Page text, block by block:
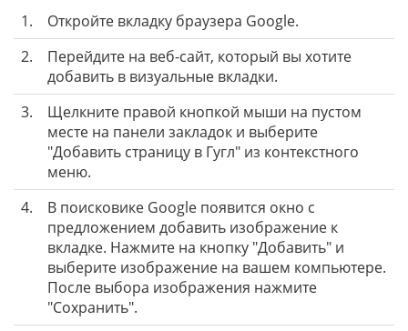
1.
Откройте вкладку браузера Google.
2.
Перейдите на веб-сайт, который вы хотите
добавить в визуальные вкладки.
3.
Щелкните правой кнопкой мыши на пустом
месте на панели закладок и выберите
"Добавить страницу в Гугл" из контекстного
меню.
4.
В поисковике Google появится окно с
предложением добавить изображение к
вкладке. Нажмите на кнопку "Добавить" и
выберите изображение на вашем компьютере.
После выбора изображения нажмите
"Сохранить".